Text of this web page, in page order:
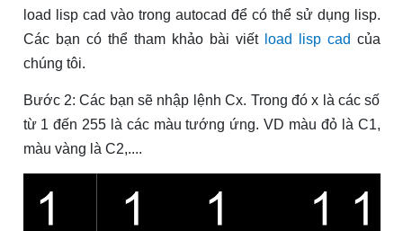
load lisp cad vào trong autocad để có thể sử dụng lisp.
Các bạn có thể tham khảo bài viết load lisp cad của
chúng tôi.
Bước 2: Các bạn sẽ nhập lệnh Cx. Trong đó x là các số
từ 1 đến 255 là các màu tướng ứng. VD màu đỏ là C1,
màu vàng là C2,....